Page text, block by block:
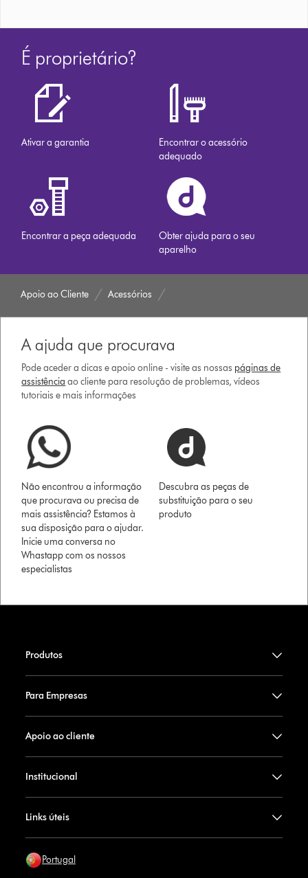
É proprietário?
Ativar a garantia
Encontrar o acessório
adequado
Encontrar a peça adequada
Obter ajuda para o seu
aparelho
Apoio ao Cliente Acessórios
A ajuda que procurava
Pode aceder a dicas e apoio online - visite as nossas páginas de
assistência ao cliente para resolução de problemas, vídeos
tutoriais e mais informações
Não encontrou a informação
que procurava ou precisa de
mais assistência? Estamos à
sua disposição para o ajudar.
Inicie uma conversa no
Whastapp com os nossos
especialistas
Descubra as peças de
substituição para o seu
produto
Produtos
Para Empresas
Apoio ao cliente
Institucional
Links úteis
Portugal